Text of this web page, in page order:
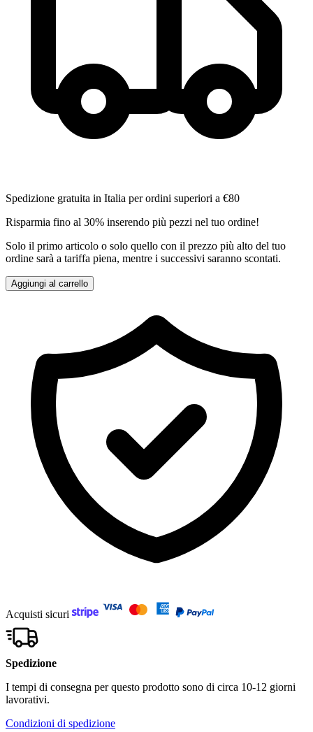
Spedizione gratuita in Italia per ordini superiori a €80
Risparmia fino al 30% inserendo più pezzi nel tuo ordine!
Solo il primo articolo o solo quello con il prezzo più alto del tuo
ordine sarà a tariffa piena, mentre i successivi saranno scontati.
Aggiungi al carrello
Acquisti sicuri
Spedizione
I tempi di consegna per questo prodotto sono di circa 10-12 giorni
lavorativi.
Condizioni di spedizione